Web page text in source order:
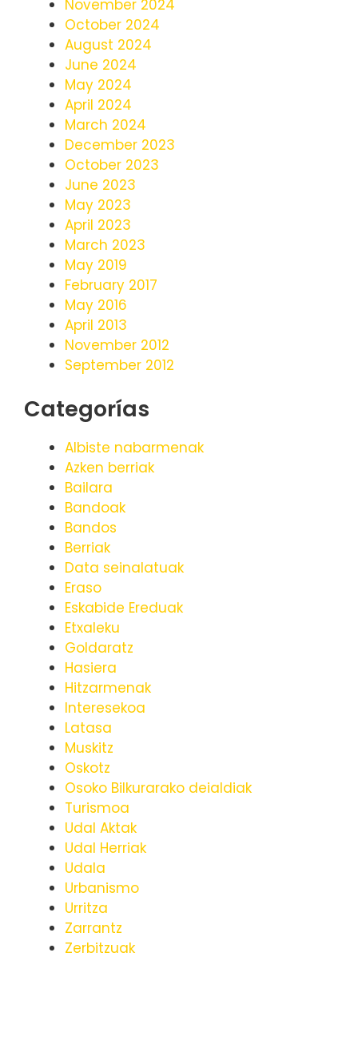
November 2024
October 2024
August 2024
June 2024
May 2024
April 2024
March 2024
December 2023
October 2023
June 2023
May 2023
April 2023
March 2023
May 2019
February 2017
May 2016
April 2013
November 2012
September 2012
Categorías
Albiste nabarmenak
Azken berriak
Bailara
Bandoak
Bandos
Berriak
Data seinalatuak
Eraso
Eskabide Ereduak
Etxaleku
Goldaratz
Hasiera
Hitzarmenak
Interesekoa
Latasa
Muskitz
Oskotz
Osoko Bilkurarako deialdiak
Turismoa
Udal Aktak
Udal Herriak
Udala
Urbanismo
Urritza
Zarrantz
Zerbitzuak